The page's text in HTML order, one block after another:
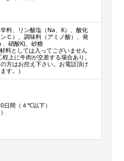
料、リン酸塩（Na、K）、酸化
Ｃ）、調味料（アミノ酸）、発
硝酸K)、砂糖
料としては入ってございません
上に牛肉が交差する場合あり。
方はお控え下さい。お電話頂け
す。）
日間（４℃以下）